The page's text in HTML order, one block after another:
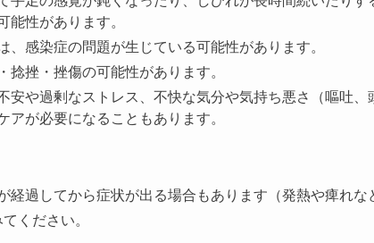
能性があります。
、感染症の問題が生じている可能性があります。
捻挫・挫傷の可能性があります。
安や過剰なストレス、不快な気分や気持ち悪さ（嘔吐、
アが必要になることもあります。
経過してから症状が出る場合もあります（発熱や痺れな
ください。